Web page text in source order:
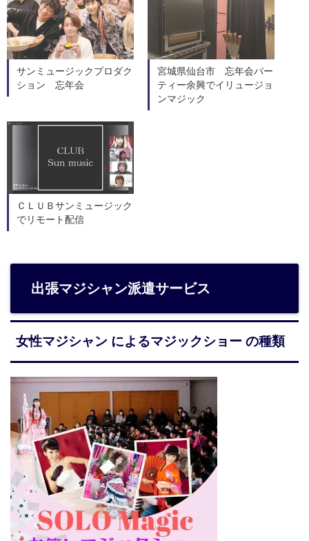
サンミュージックプロダク
ション 忘年会
宮城県仙台市 忘年会パー
ティー余興でイリュージョ
ンマジック
ＣＬＵＢサンミュージック
でリモート配信
出張マジシャン派遣サービス
女性マジシャン によるマジックショー の種類